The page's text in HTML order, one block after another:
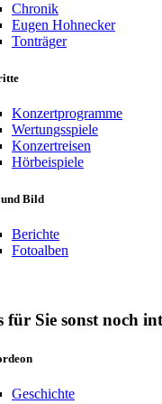
Chronik
Eugen Hohnecker
Tonträger
Konzertprogramme
Wertungsspiele
Konzertreisen
Hörbeispiele
Bild
Berichte
Fotoalben
für Sie sonst noch
Geschichte